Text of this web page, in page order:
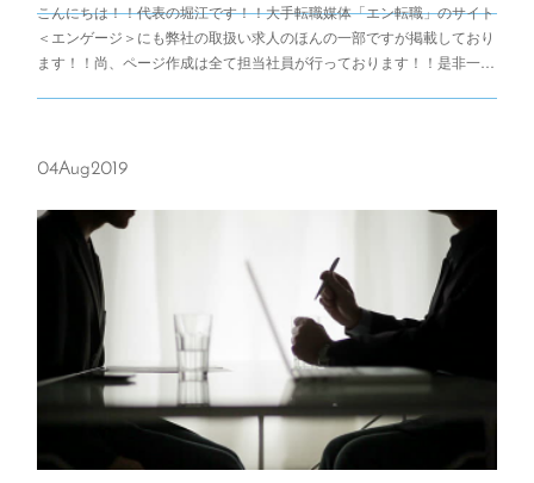
こんにちは！！代表の堀江です！！大手転職媒体「エン転職」のサイト
＜エンゲージ＞にも弊社の取扱い求人のほんの一部ですが掲載しており
ます！！尚、ページ作成は全て担当社員が行っております！！是非一…
04Aug2019